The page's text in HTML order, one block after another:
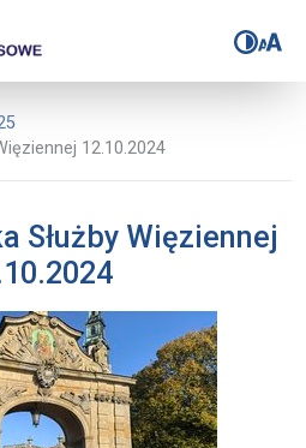
Góry – 27.
12.10.2024
Służby Więziennej